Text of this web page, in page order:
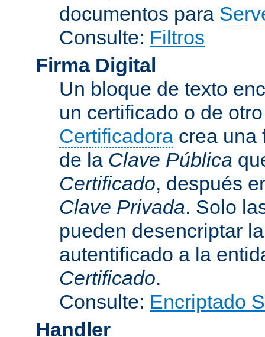
documentos para
Consulte: Filtros
Firma Digital
Un bloque de texto
un certificado o de
Certificadora crea una
de la Clave Pública
Certificado, después
Clave Privada. Solo
pueden desencriptar
autentificado a la
Certificado.
Consulte: Encriptado
Handler